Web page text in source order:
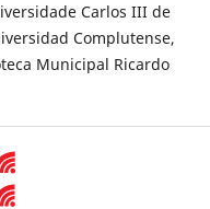
Carlos III de
Complutense,
Municipal Ricardo